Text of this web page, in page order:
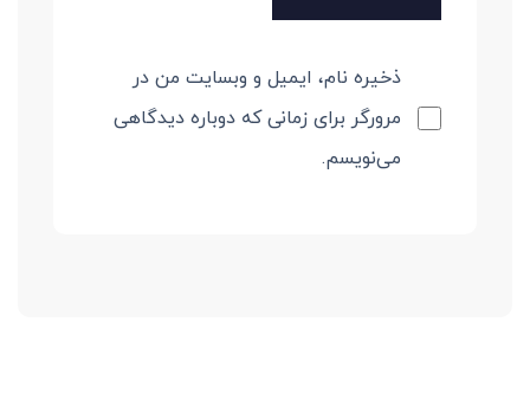
ذخیره نام، ایمیل و وبسایت من در
مرورگر برای زمانی که دوباره دیدگاهی
می‌نویسم.